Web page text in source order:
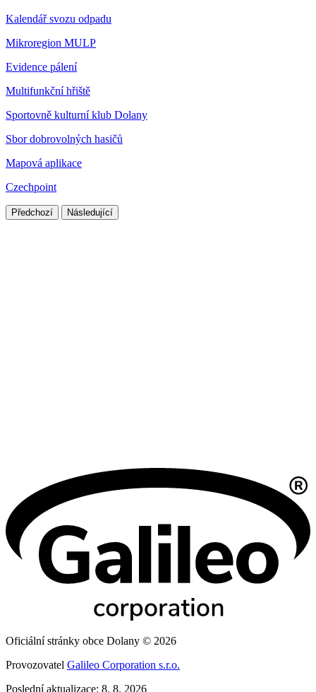
Kalendář svozu odpadu
Mikroregion MULP
Evidence pálení
Multifunkční hřiště
Sportovně kulturní klub Dolany
Sbor dobrovolných hasičů
Mapová aplikace
Czechpoint
Předchozí Následující
Oficiální stránky obce Dolany © 2026
Provozovatel Galileo Corporation s.r.o.
Poslední aktualizace: 8. 8. 2026